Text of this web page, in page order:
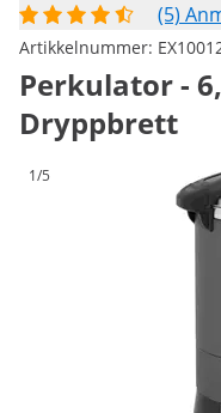
(5)
Artikkelnummer:
Perkulator -
Dryppbrett
1/5